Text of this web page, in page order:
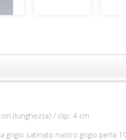
(lunghezza) / clip: 4 cm
grigio satinato nastro grigio perla